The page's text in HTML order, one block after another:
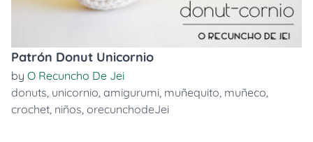
Patrón Donut Unicornio
by O Recuncho De Jei
donuts, unicornio, amigurumi, muñequito, muñeco,
crochet, niños, orecunchodeJei